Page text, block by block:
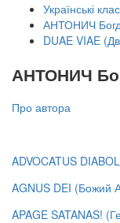
Українські
АНТОНИЧ
DUAE VIAE
АНТОНИЧ
Про автора
ADVOCATUS
AGNUS DEI (Божий
APAGE SATANAS!